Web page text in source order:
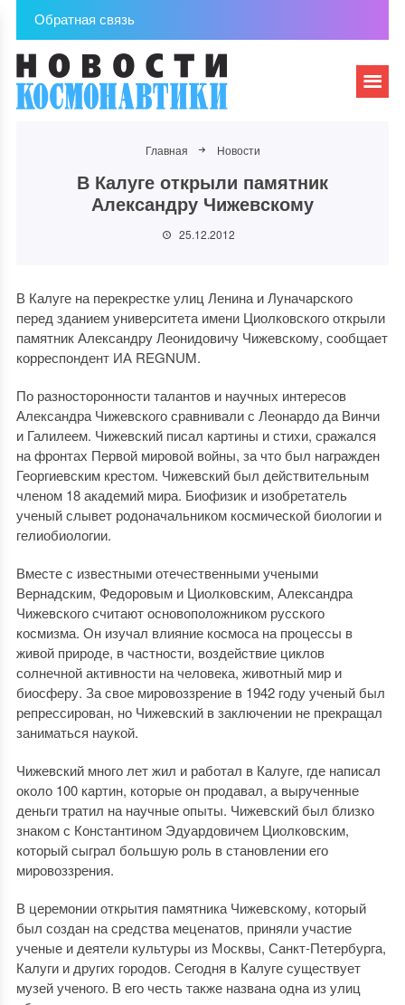
Обратная связь
Главная Новости
В Калуге открыли памятник
Александру Чижевскому
25.12.2012
В Калуге на перекрестке улиц Ленина и Луначарского
перед зданием университета имени Циолковского открыли
памятник Александру Леонидовичу Чижевскому, сообщает
корреспондент ИА REGNUM.
По разносторонности талантов и научных интересов
Александра Чижевского сравнивали с Леонардо да Винчи
и Галилеем. Чижевский писал картины и стихи, сражался
на фронтах Первой мировой войны, за что был награжден
Георгиевским крестом. Чижевский был действительным
членом 18 академий мира. Биофизик и изобретатель
ученый слывет родоначальником космической биологии и
гелиобиологии.
Вместе с известными отечественными учеными
Вернадским, Федоровым и Циолковским, Александра
Чижевского считают основоположником русского
космизма. Он изучал влияние космоса на процессы в
живой природе, в частности, воздействие циклов
солнечной активности на человека, животный мир и
биосферу. За свое мировоззрение в 1942 году ученый был
репрессирован, но Чижевский в заключении не прекращал
заниматься наукой.
Чижевский много лет жил и работал в Калуге, где написал
около 100 картин, которые он продавал, а вырученные
деньги тратил на научные опыты. Чижевский был близко
знаком с Константином Эдуардовичем Циолковским,
который сыграл большую роль в становлении его
мировоззрения.
В церемонии открытия памятника Чижевскому, который
был создан на средства меценатов, приняли участие
ученые и деятели культуры из Москвы, Санкт-Петербурга,
Калуги и других городов. Сегодня в Калуге существует
музей ученого. В его честь также названа одна из улиц